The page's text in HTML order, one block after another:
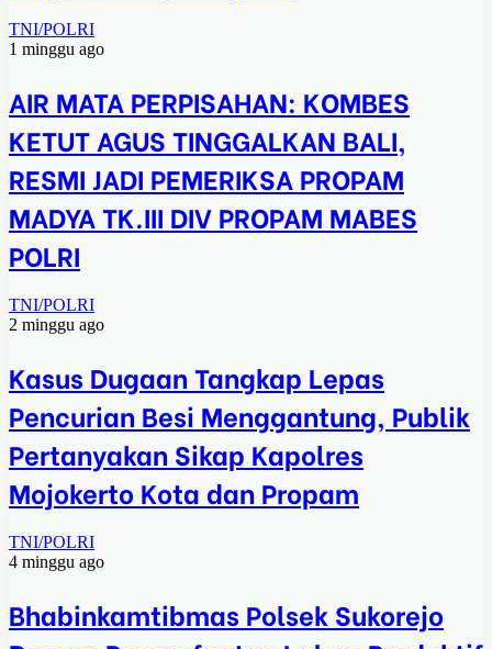
TNI/POLRI
1 minggu ago
AIR MATA PERPISAHAN: KOMBES
KETUT AGUS TINGGALKAN BALI,
RESMI JADI PEMERIKSA PROPAM
MADYA TK.III DIV PROPAM MABES
POLRI
TNI/POLRI
2 minggu ago
Kasus Dugaan Tangkap Lepas
Pencurian Besi Menggantung, Publik
Pertanyakan Sikap Kapolres
Mojokerto Kota dan Propam
TNI/POLRI
4 minggu ago
Bhabinkamtibmas Polsek Sukorejo